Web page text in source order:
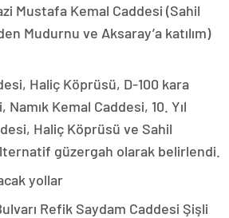
Mustafa Kemal Caddesi (Sahil
Mudurnu ve Aksaray’a katılım)
Haliç Köprüsü, D-100 kara
Kemal Caddesi, 10. Yıl
Haliç Köprüsü ve Sahil
güzergah olarak belirlendi.
yollar
Refik Saydam Caddesi Şişli